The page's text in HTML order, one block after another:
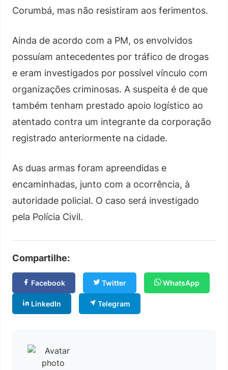
Corumbá, mas não resistiram aos ferimentos.
Ainda de acordo com a PM, os envolvidos
possuíam antecedentes por tráfico de drogas
e eram investigados por possível vínculo com
organizações criminosas. A suspeita é de que
também tenham prestado apoio logístico ao
atentado contra um integrante da corporação
registrado anteriormente na cidade.
As duas armas foram apreendidas e
encaminhadas, junto com a ocorrência, à
autoridade policial. O caso será investigado
pela Polícia Civil.
Compartilhe:
Facebook Twitter WhatsApp
LinkedIn Telegram